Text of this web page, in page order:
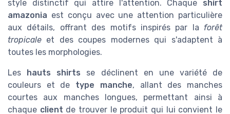
style distinctif qui attire l'attention. Chaque shirt
amazonia est conçu avec une attention particulière
aux détails, offrant des motifs inspirés par la forêt
tropicale et des coupes modernes qui s'adaptent à
toutes les morphologies.
Les hauts shirts se déclinent en une variété de
couleurs et de type manche, allant des manches
courtes aux manches longues, permettant ainsi à
chaque client de trouver le produit qui lui convient le